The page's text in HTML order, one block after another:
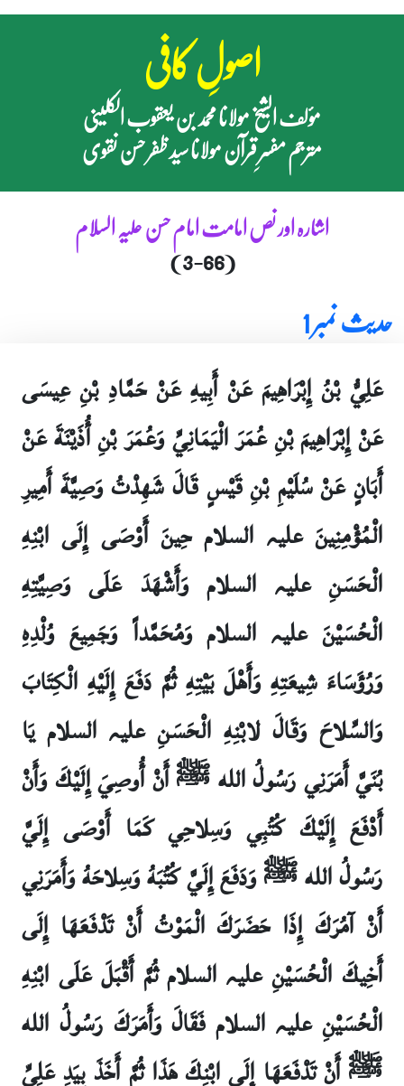
اصولِ کافی
مؤلف الشیخ مولانا محمد بن یعقوب الکلینی
مترجم مفسرِ قرآن مولانا سید ظفر حسن نقوی
اشارہ اور نص امامت امام حسن علیہ السلام
(3-66)
حدیث نمبر 1
عَلِيُّ بْنُ إِبْرَاهِيمَ عَنْ أَبِيهِ عَنْ حَمَّادِ بْنِ عِيسَى
عَنْ إِبْرَاهِيمَ بْنِ عُمَرَ الْيَمَانِيِّ وَعُمَرَ بْنِ أُذَيْنَةَ عَنْ
أَبَانٍ عَنْ سُلَيْمِ بْنِ قَيْسٍ قَالَ شَهِدْتُ وَصِيَّةَ أَمِيرِ
الْمُؤْمِنِينَ علیہ السلام حِينَ أَوْصَى إِلَى ابْنِهِ
الْحَسَنِ علیہ السلام وَأَشْهَدَ عَلَى وَصِيَّتِهِ
الْحُسَيْنَ علیہ السلام وَمُحَمَّداً وَجَمِيعَ وُلْدِهِ
وَرُؤَسَاءَ شِيعَتِهِ وَأَهْلَ بَيْتِهِ ثُمَّ دَفَعَ إِلَيْهِ الْكِتَابَ
وَالسِّلاحَ وَقَالَ لابْنِهِ الْحَسَنِ علیہ السلام يَا
بُنَيَّ أَمَرَنِي رَسُولُ الله ﷺ أَنْ أُوصِيَ إِلَيْكَ وَأَنْ
أَدْفَعَ إِلَيْكَ كُتُبِي وَسِلاحِي كَمَا أَوْصَى إِلَيَّ
رَسُولُ الله ﷺ وَدَفَعَ إِلَيَّ كُتُبَهُ وَسِلاحَهُ وَأَمَرَنِي
أَنْ آمُرَكَ إِذَا حَضَرَكَ الْمَوْتُ أَنْ تَدْفَعَهَا إِلَى
أَخِيكَ الْحُسَيْنِ علیہ السلام ثُمَّ أَقْبَلَ عَلَى ابْنِهِ
الْحُسَيْنِ علیہ السلام فَقَالَ وَأَمَرَكَ رَسُولُ الله
ﷺ أَنْ تَدْفَعَهَا إِلَى ابْنِكَ هَذَا ثُمَّ أَخَذَ بِيَدِ عَلِيِّ